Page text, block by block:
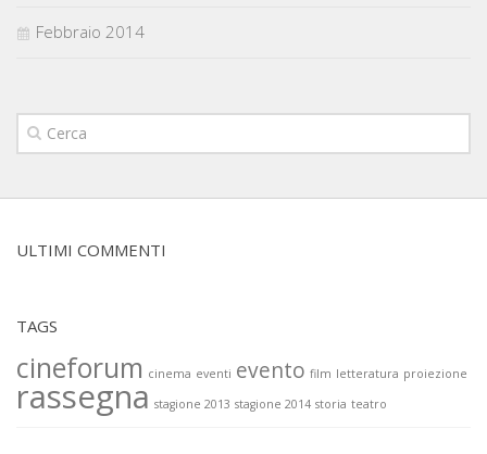
Febbraio 2014
ULTIMI COMMENTI
TAGS
cineforum cinema eventi evento film letteratura proiezione
rassegna stagione 2013 stagione 2014 storia teatro